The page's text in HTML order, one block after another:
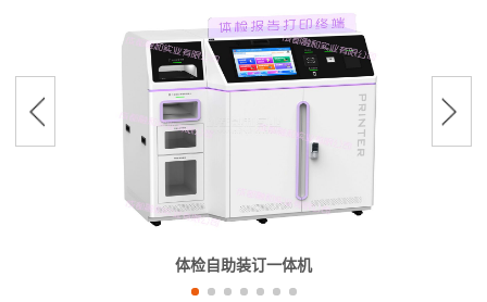
体检自助装订一体机